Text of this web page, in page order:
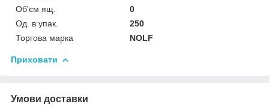
Об'єм ящ.
0
Од. в упак.
250
Торгова марка
NOLF
Приховати
Умови доставки